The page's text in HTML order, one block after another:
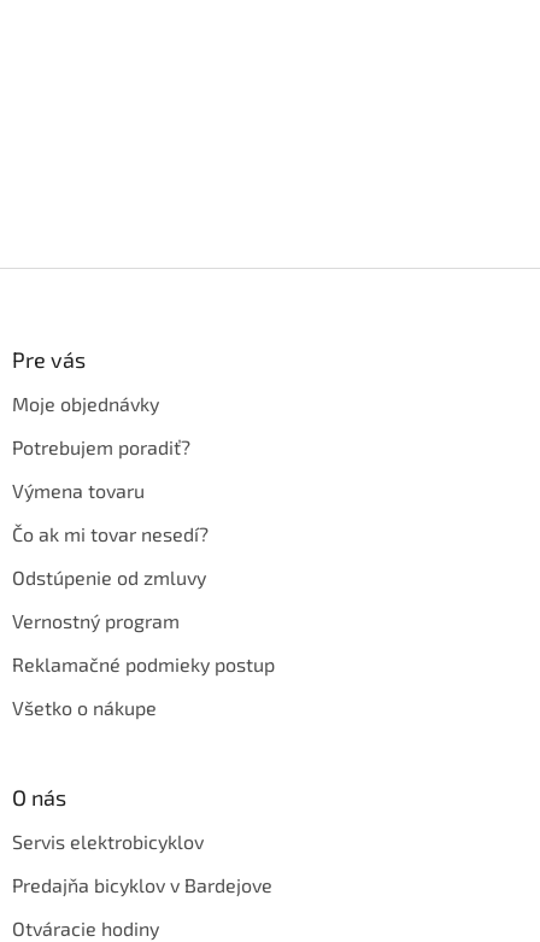
Pre vás
Moje objednávky
Potrebujem poradiť?
Výmena tovaru
Čo ak mi tovar nesedí?
Odstúpenie od zmluvy
Vernostný program
Reklamačné podmieky postup
Všetko o nákupe
O nás
Servis elektrobicyklov
Predajňa bicyklov v Bardejove
Otváracie hodiny